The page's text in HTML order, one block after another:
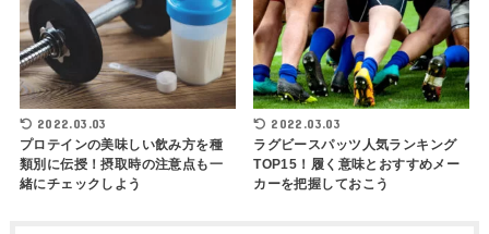
2022.03.03
プロテインの美味しい飲み方を種
類別に伝授！摂取時の注意点も一
緒にチェックしよう
2022.03.03
ラグビースパッツ人気ランキング
TOP15！履く意味とおすすめメー
カーを把握しておこう